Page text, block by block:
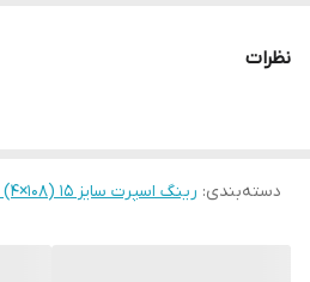
نظرات
دسته‌بندی: رینگ اسپرت سایز ۱۵ (۱۰۸×۴) دودی Oz Formula